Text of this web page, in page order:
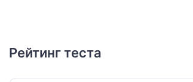
Рейтинг теста